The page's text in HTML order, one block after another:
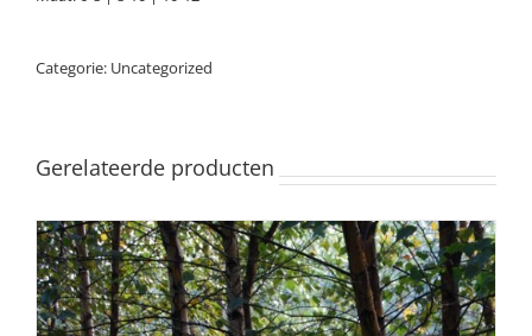
Categorie: Uncategorized
Gerelateerde producten